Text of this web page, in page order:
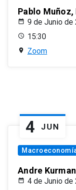
Pablo Muñoz,
9 de Junio de
15:30
Zoom
4 JUN
Andre
4 de Junio de